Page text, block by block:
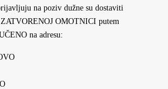
na poziv dužne su dostaviti
OMOTNICI putem
na adresu: